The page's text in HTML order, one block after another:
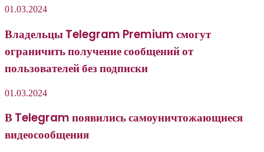
01.03.2024
Владельцы Telegram Premium смогут
ограничить получение сообщений от
пользователей без подписки
01.03.2024
В Telegram появились самоуничтожающиеся
видеосообщения